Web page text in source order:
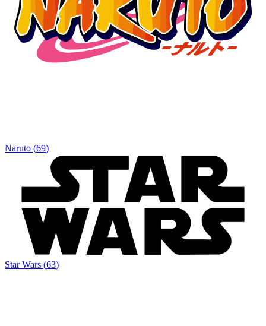
Naruto (69)
Star Wars (63)